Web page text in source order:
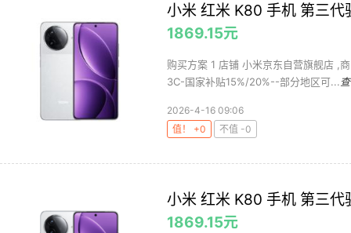
小米 红米 K80 手机 第三
1869.15元
购买方案 1 店铺 小米京东自营旗舰店 ,
3C-国家补贴15%/20%--部分地区可...
2026-4-16 09:06
值！ +0
不值 -0
小米 红米 K80 手机 第三
1869.15元